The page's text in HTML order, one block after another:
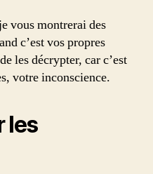
vous montrerai des
c’est vos propres
les décrypter, car c’est
votre inconscience.
les